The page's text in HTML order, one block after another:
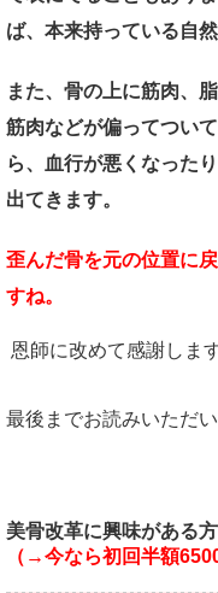
ば、本来持っている自
また、骨の上に筋肉、
筋肉などが偏ってつい
ら、血行が悪くなった
出てきます。
歪んだ骨を元の位置に
すね。
恩師に改めて感謝します
最後までお読みいただ
美骨改革に興味がある
（ →今なら初回半額6500